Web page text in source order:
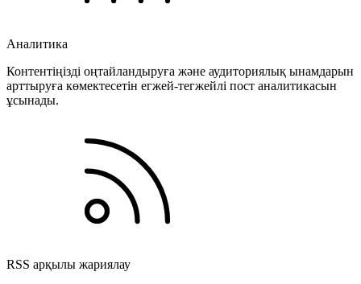
Аналитика
Контентіңізді оңтайландыруға және аудиториялық ынамдарын
арттыруға көмектесетін егжей-тегжейлі пост аналитикасын
ұсынады.
RSS арқылы жариялау